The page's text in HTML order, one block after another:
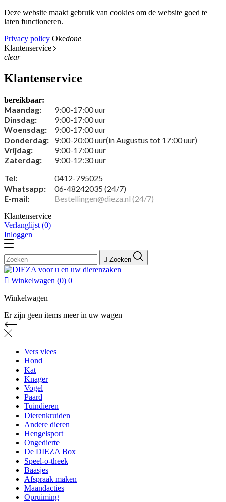
Deze website maakt gebruik van cookies om de website goed te
laten functioneren.
Privacy policy Okedone
Klantenservice
clear
Klantenservice
bereikbaar:
Maandag:
9:00-17:00 uur
Dinsdag:
9:00-17:00 uur
Woensdag:
9:00-17:00 uur
Donderdag:
9:00-20:00 uur(in Augustus tot 17:00 uur)
Vrijdag:
9:00-17:00 uur
Zaterdag:
9:00-12:30 uur
Tel:
0412-795025
Whatsapp:
06-48242035 (24/7)
E-mail:
Bestellingen@dieza.nl (24/7)
Klantenservice
Verlanglijst (0)
Inloggen
 Zoeken
 Winkelwagen (0) 0
Winkelwagen
Er zijn geen items meer in uw wagen
Vers vlees
Hond
Kat
Knager
Vogel
Paard
Tuindieren
Dierenkruiden
Andere dieren
Hengelsport
Ongedierte
De DIEZA Box
Speel-o-theek
Baasjes
Afspraak maken
Maandacties
Opruiming